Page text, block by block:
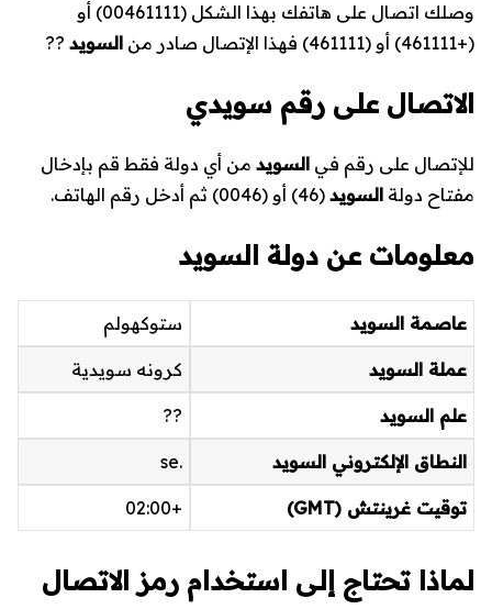
وصلك اتصال على هاتفك بهذا الشكل (00461111) أو
(
+461111 ) أو (461111) فهذا الإتصال صادر من السويد ??
الاتصال على رقم سويدي
للإتصال على رقم في السويد من أي دولة فقط قم بإدخال
مفتاح دولة السويد (
46) أو (0046) ثم أدخل رقم الهاتف.
معلومات عن دولة السويد
عاصمة السويد ستوكهولم
عملة السويد كرونه سويدية
علم السويد ??
النطاق الإلكتروني السويد .se
توقيت غرينتش (GMT) +02:00
لماذا تحتاج إلى استخدام رمز الاتصال